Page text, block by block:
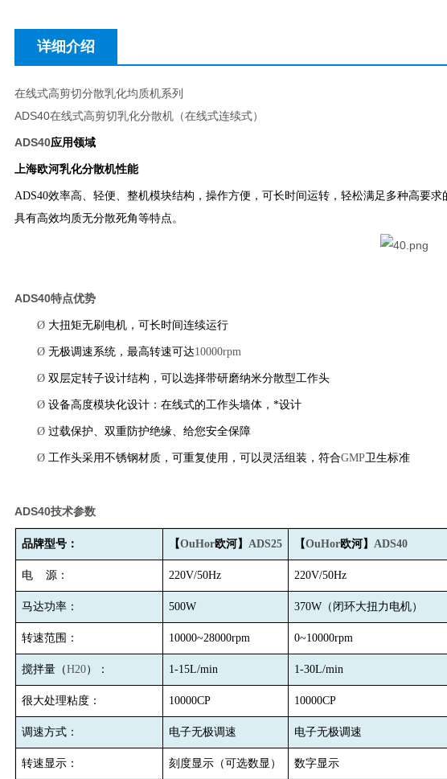
详细介绍
在线式高剪切分散乳化均质机系列
ADS40在线式高剪切乳化分散机（在线式连续式）
ADS40应用领域
上海欧河乳化分散机性能
ADS40效率高、轻便、整机模块结构，操作方便，可长时间运转，轻松满足多种高要
具有高效均质无分散死角等特点。
ADS40特点优势
Ø 大扭矩无刷电机，可长时间连续运行
Ø 无极调速系统，最高转速可达10000rpm
Ø 双层定转子设计结构，可以选择带研磨纳米分散型工作头
Ø 设备高度模块化设计：在线式的工作头墙体，*设计
Ø 过载保护、双重防护绝缘、给您安全保障
Ø 工作头采用不锈钢材质，可重复使用，可以灵活组装，符合GMP卫生标准
ADS40技术参数
品牌型号： 【OuHor欧河】 ADS25 【OuHor欧河】 ADS40
电 源： 220V/50Hz 220V/50Hz
马达功率： 500W 370W （闭环大扭力电机）
转速范围： 10000~28000rpm 0~10000rpm
搅拌量（H20）： 1-15L/min 1-30L/min
很大处理粘度： 10000CP 10000CP
调速方式： 电子无极调速 电子无极调速
转速显示： 刻度显示（可选数显） 数字显示